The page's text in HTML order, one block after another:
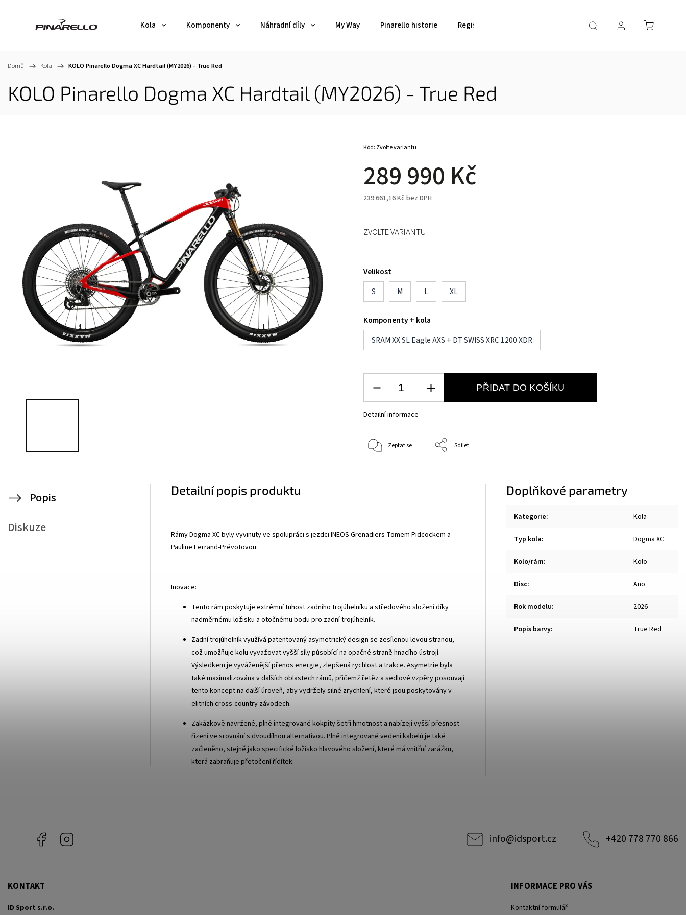
Kola Komponenty Náhradní díly My Way Pinarello historie Registrace rámu
Domů / Kola / KOLO Pinarello Dogma XC Hardtail (MY2026) - True Red
KOLO Pinarello Dogma XC Hardtail (MY2026) - True Red
289 990 Kč
239 661,16 Kč bez DPH
Kód: Zvolte variantu
Velikost
S
M L XL
Komponenty + kola
SRAM XX SL Eagle AXS + DT SWISS XRC 1200 XDR
ZVOLTE VARIANTU
PŘIDAT DO KOŠÍKU
Detailní informace
Zeptat se Sdílet
Popis
Diskuze
Detailní popis produktu
Rámy Dogma XC byly vyvinuty ve spolupráci s jezdci INEOS Grenadiers Tomem Pidcockem a
Pauline Ferrand-Prévotovou.
Inovace:
Tento rám poskytuje extrémní tuhost zadního trojúhelníku a středového složení díky
nadměrnému ložisku a otočnému bodu pro zadní trojúhelník.
Zadní trojúhelník využívá patentovaný asymetrický design se zesílenou levou stranou,
což umožňuje kolu vyvažovat vyšší síly působící na opačné straně hnacího ústrojí.
Výsledkem je vyváženější přenos energie, zlepšená rychlost a trakce. Asymetrie byla
také maximalizována v dalších oblastech rámů, přičemž řetěz a sedlové vzpěry posouvají
tento koncept na další úroveň, aby vydržely silné zrychlení, které jsou poskytovány v
elitních cross-country závodech.
Zakázkově navržené, plně integrované kokpity šetří hmotnost a nabízejí vyšší přesnost
řízení ve srovnání s dvoudílnou alternativou. Plně integrované vedení kabelů je také
začleněno, stejně jako specifické ložisko hlavového složení, které má vnitřní zarážku,
která zabraňuje přetočení řídítek.
Doplňkové parametry
Kategorie: Kola
Typ kola: Dogma XC
Kolo/rám: Kolo
Disc: Ano
Rok modelu: 2026
Popis barvy: True Red
Facebook info@idsport.cz +420 778 770 866
KONTAKT
ID Sport s.r.o.
INFORMACE PRO VÁS
Kontaktní formulář